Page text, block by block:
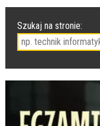
Szukaj na stronie: